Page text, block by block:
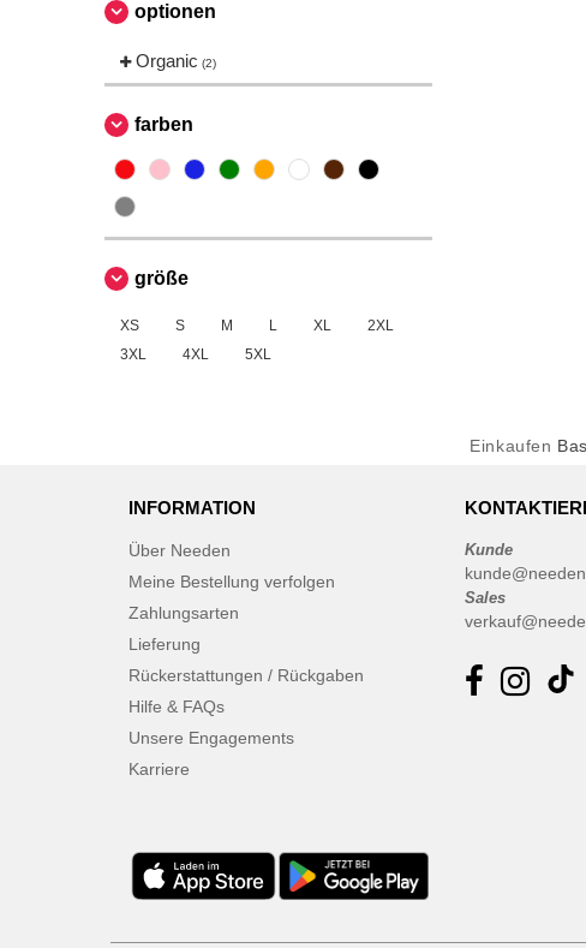
optionen
Organic (2)
farben
größe
XS S M L XL
2XL
3XL
4XL 5XL
Einkaufen
INFORMATION
Über Needen
Meine Bestellung verfolgen
Zahlungsarten
Lieferung
Rückerstattungen / Rückgaben
Hilfe & FAQs
Unsere Engagements
Karriere
Kunde
Sales